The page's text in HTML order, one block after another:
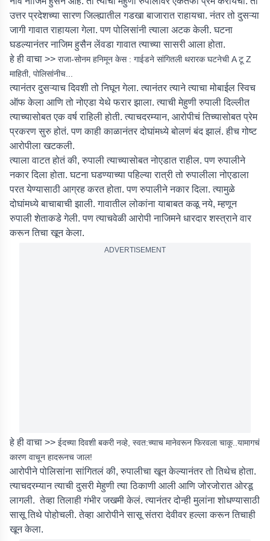
उत्तर प्रदेशच्या सारण जिल्ह्यातील गडखा बाजारात राहायचा. नंतर तो दुसऱ्या
जागी गावात राहायला गेला. पण पोलिसांनी त्याला अटक केली. घटना
घडल्यानंतर नाजिम हुसैन लेंवडा गावात त्याच्या सासरी आला होता.
हे ही वाचा >> राजा-सोनम हनिमून केस : गाईडने सांगितली थरारक घटनेची A टू Z
माहिती, पोलिसांनीच...
त्यानंतर दुसऱ्याच दिवशी तो निघून गेला. त्यानंतर त्याने त्याचा मोबाईल स्विच
ऑफ केला आणि तो नोएडा येथे फरार झाला. त्याची मेहुणी रुपाली दिल्लीत
त्याच्यासोबत एक वर्ष राहिली होती. त्याचदरम्यान, आरोपीचं तिच्यासोबत प्रेम
प्रकरण सुरु होतं. पण काही काळानंतर दोघांमध्ये बोलणं बंद झालं. हीच गोष्ट
आरोपीला खटकली.
त्याला वाटत होतं की, रुपाली त्याच्यासोबत नोएडात राहील. पण रुपालीने
नकार दिला होता. घटना घडण्याच्या पहिल्या रात्री तो रुपालीला नोएडाला
परत येण्यासाठी आग्रह करत होता. पण रुपालीने नकार दिला. त्यामुळे
दोघांमध्ये बाचाबाची झाली. गावातील लोकांना याबाबत कळू नये, म्हणून
रुपाली शेताकडे गेली. पण त्याचवेळी आरोपी नाजिमने धारदार शस्त्राने वार
करून तिचा खून केला.
ADVERTISEMENT
हे ही वाचा >> ईदच्या दिवशी बकरी नव्हे, स्वत:च्याच मानेवरून फिरवला चाकू..यामागचं
कारण वाचून हादरूनच जाल!
आरोपीने पोलिसांना सांगितलं की, रुपालीचा खून केल्यानंतर तो तिथेच होता.
त्याचदरम्यान त्याची दुसरी मेहुणी त्या ठिकाणी आली आणि जोरजोरात ओरडू
लागली. तेव्हा तिलाही गंभीर जखमी केलं. त्यानंतर दोन्ही मुलांना शोधण्यासाठी
सासू तिथे पोहोचली. तेव्हा आरोपीने सासू संतरा देवीवर हल्ला करून तिचाही
खून केला.